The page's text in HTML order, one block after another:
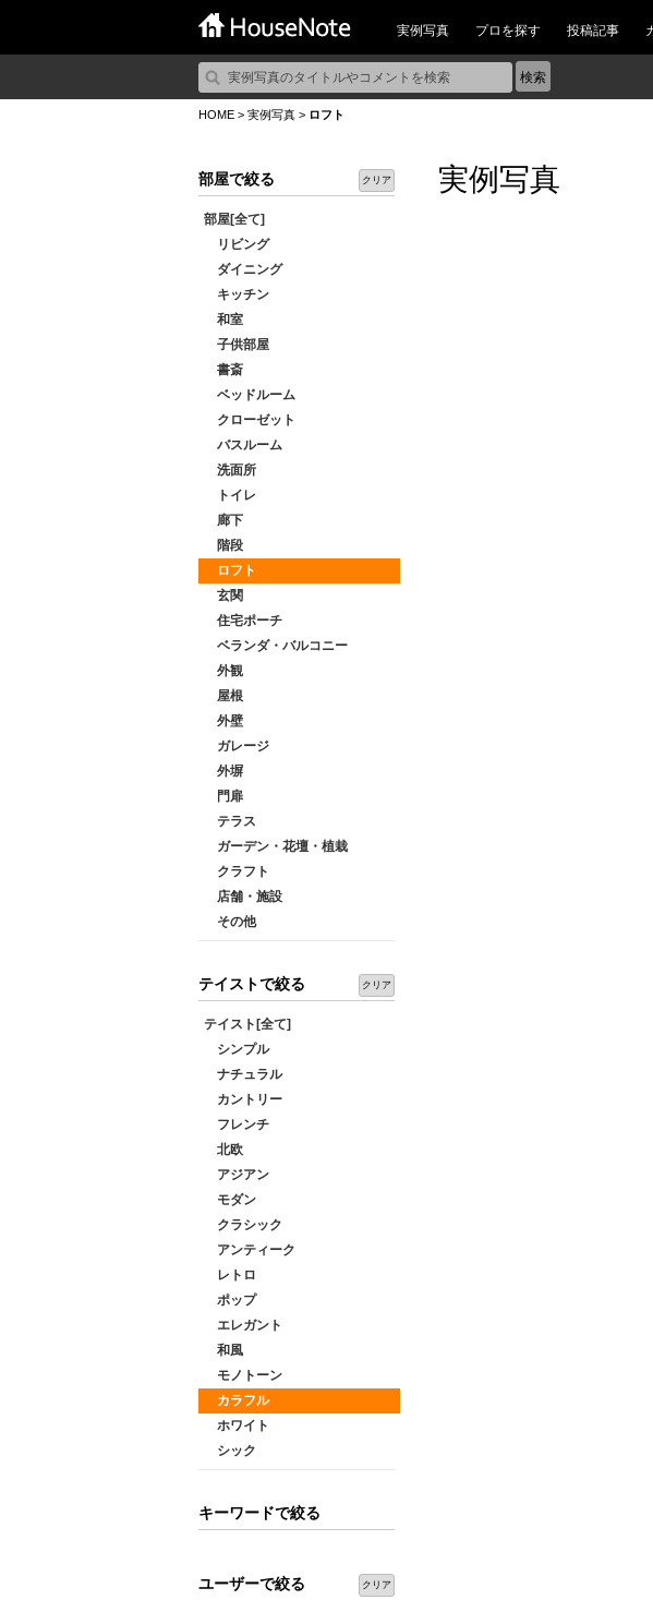
実例写真 プロを探す 投稿記事
HOME > 実例写真 > ロフト
部屋で絞る クリア
部屋[全て]
リビング
ダイニング
キッチン
和室
子供部屋
書斎
ベッドルーム
クローゼット
バスルーム
洗面所
トイレ
廊下
階段
ロフト
玄関
住宅ポーチ
ベランダ・バルコニー
外観
屋根
外壁
ガレージ
外塀
門扉
テラス
ガーデン・花壇・植栽
クラフト
店舗・施設
その他
テイストで絞る クリア
テイスト[全て]
シンプル
ナチュラル
カントリー
フレンチ
北欧
アジアン
モダン
クラシック
アンティーク
レトロ
ポップ
エレガント
和風
モノトーン
カラフル
ホワイト
シック
キーワードで絞る
ユーザーで絞る クリア
実例写真